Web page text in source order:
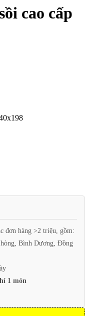
cao cấp
đơn hàng >2 triệu, gồm:
Bình Dương, Đồng
1 món